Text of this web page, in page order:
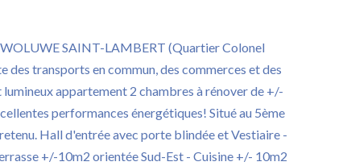
SAINT-LAMBERT (Quartier Colonel
des transports en commun, des commerces et des
appartement 2 chambres à rénover de +/-
performances énergétiques! Situé au 5ème
Hall d'entrée avec porte blindée et Vestiaire -
+/-10m2 orientée Sud-Est - Cuisine +/- 10m2